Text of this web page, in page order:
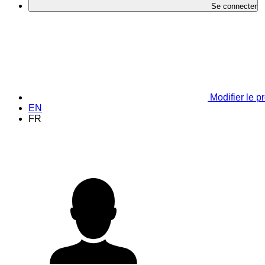
Se connecter
Modifier le
EN
FR